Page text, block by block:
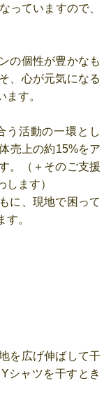
っていますので、
の個性が豊かなも
、心が元気になる
す。
う活動の一環とし
売上の約15%をア
。（＋そのご支援
ます）
に、現地で困って
。
を広げ伸ばして干
シャツを干すとき